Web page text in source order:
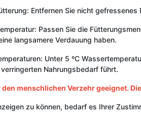
Entfernen Sie nicht
Passen Sie die
langsamere Verdauung haben.
Unter 5 ºC
Nahrungsbedarf führt.
den menschlichen Verzehr geeignet.
zu können, bedarf es Ihrer